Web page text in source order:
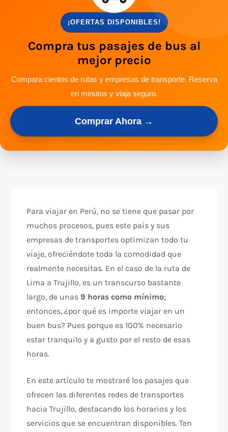
¡OFERTAS DISPONIBLES!
Compra tus pasajes de bus al
mejor precio
Compara cientos de rutas y empresas de transporte. Reserva
en minutos y viaja seguro.
Comprar Ahora →
Para viajar en Perú, no se tiene que pasar por
muchos procesos, pues este país y sus
empresas de transportes optimizan todo tu
viaje, ofreciéndote toda la comodidad que
realmente necesitas. En el caso de la ruta de
Lima a Trujillo, es un transcurso bastante
largo, de unas 9 horas como mínimo;
entonces, ¿por qué es importe viajar en un
buen bus? Pues porque es 100% necesario
estar tranquilo y a gusto por el resto de esas
horas.
En este artículo te mostraré los pasajes que
ofrecen las diferentes redes de transportes
hacia Trujillo, destacando los horarios y los
servicios que se encuentran disponibles. Ten